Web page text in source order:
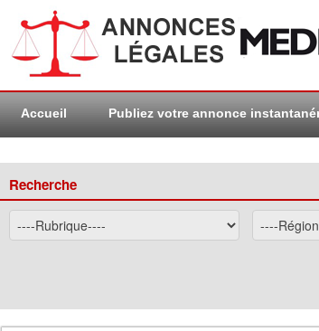
Accueil Publiez votre annonce
Recherche